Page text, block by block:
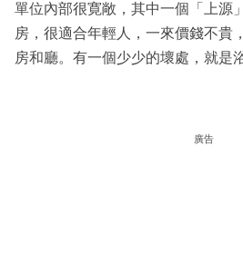
單位內部很寛敞，其中一個「上源
房，很適合年輕人，一來價錢不貴
房和廳。有一個少少的壞處，就是
廣告